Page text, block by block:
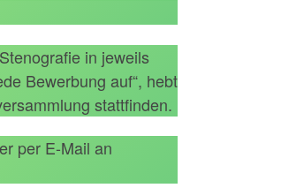
in jeweils
Bewerbung auf“, hebt
stattfinden.
per E-Mail an